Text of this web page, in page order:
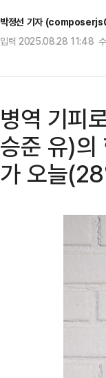
박정선 기자
입력 2025.08.28 11:48
병역 기피
승준 유)의
가 오늘